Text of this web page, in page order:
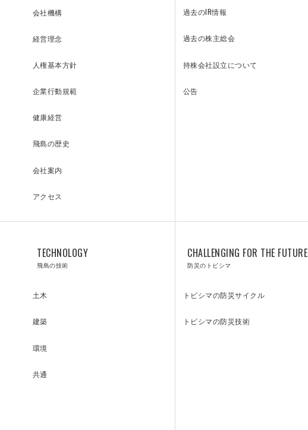
SOLUTIONS
INQUIRY
お問い合わせ
会社機構
経営理念
人権基本方針
企業行動規範
健康経営
飛島の歴史
会社案内
アクセス
過去のIR情報
過去の株主総会
持株会社設立について
公告
TECHNOLOGY
飛島の技術
土木
建築
環境
共通
CHALLENGING FOR THE FUTURE
防災のトビシマ
トビシマの防災サイクル
トビシマの防災技術